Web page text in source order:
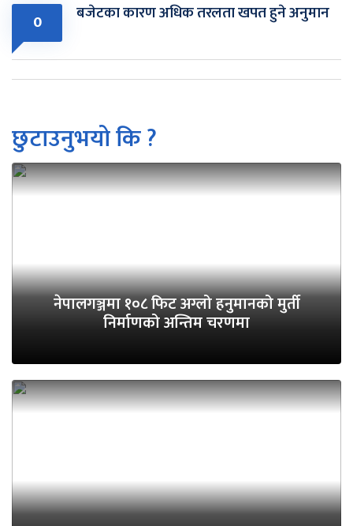
0 बजेटका कारण अधिक तरलता खपत हुने अनुमान
छुटाउनुभयो कि ?
नेपालगञ्जमा १०८ फिट अग्लो हनुमानको मुर्ती
निर्माणको अन्तिम चरणमा